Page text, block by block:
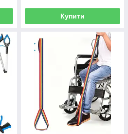
Купити